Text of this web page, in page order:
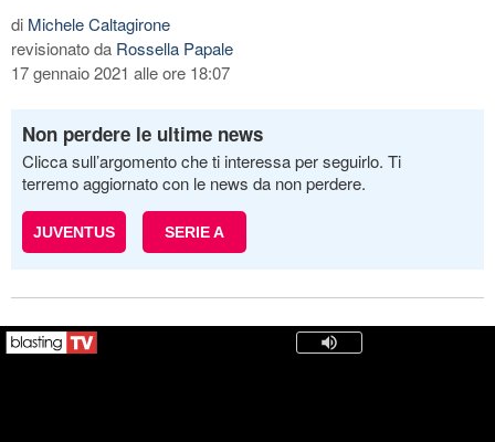
di Michele Caltagirone
revisionato da Rossella Papale
17 gennaio 2021 alle ore 18:07
Non perdere le ultime news
Clicca sull’argomento che ti interessa per seguirlo. Ti
terremo aggiornato con le news da non perdere.
JUVENTUS SERIE A